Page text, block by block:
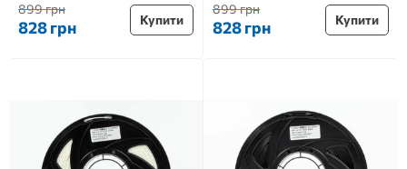
899 грн
828 грн Купити
899 грн
828 грн Купити